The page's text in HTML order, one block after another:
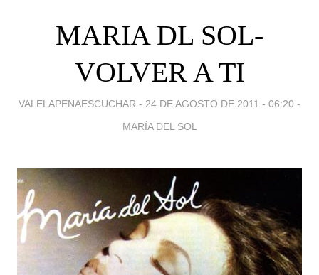
MARIA DL SOL-
VOLVER A TI
VALELAPENAESCUCHAR - 24 DE AGOSTO DE 2011 - 06:20 -
MARÍA DEL SOL